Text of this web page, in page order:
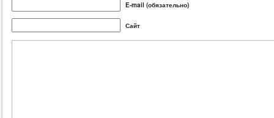
E-mail (обязательно)
Сайт